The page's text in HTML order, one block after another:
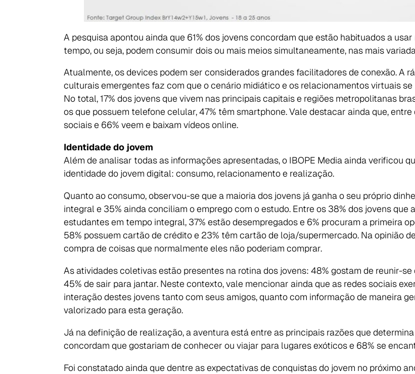
A pesquisa apontou ainda que 61% dos jovens concordam que estão habituados a
tempo, ou seja, podem consumir dois ou mais meios simultaneamente, nas mais
Atualmente, os devices podem ser considerados grandes facilitadores de conexão. A
culturais emergentes faz com que o cenário midiático e os relacionamentos virtuais
No total, 17% dos jovens que vivem nas principais capitais e regiões metropolitanas
os que possuem telefone celular, 47% têm smartphone. Vale destacar ainda que,
sociais e 66% veem e baixam vídeos online.
Identidade do jovem
Além de analisar todas as informações apresentadas, o IBOPE Media ainda verificou
identidade do jovem digital: consumo, relacionamento e realização.
Quanto ao consumo, observou-se que a maioria dos jovens já ganha o seu próprio
integral e 35% ainda conciliam o emprego com o estudo. Entre os 38% dos jovens
estudantes em tempo integral, 37% estão desempregados e 6% procuram a primeira
58% possuem cartão de crédito e 23% têm cartão de loja/supermercado. Na opinião
compra de coisas que normalmente eles não poderiam comprar.
As atividades coletivas estão presentes na rotina dos jovens: 48% gostam de reunir-
45% de sair para jantar. Neste contexto, vale mencionar ainda que as redes sociais
interação destes jovens tanto com seus amigos, quanto com informação de maneira
valorizado para esta geração.
Já na definição de realização, a aventura está entre as principais razões que
concordam que gostariam de conhecer ou viajar para lugares exóticos e 68% se
Foi constatado ainda que dentre as expectativas de conquistas do jovem no próximo